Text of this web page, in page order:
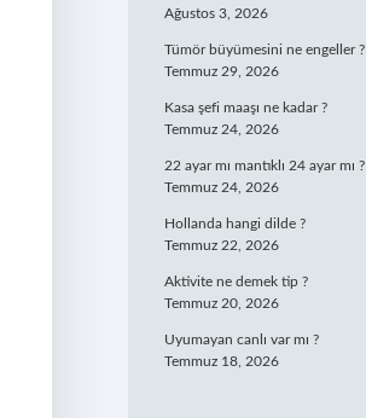
Ağustos 3, 2026
Tümör büyümesini ne engeller ?
Temmuz 29, 2026
Kasa şefi maaşı ne kadar ?
Temmuz 24, 2026
22 ayar mı mantıklı 24 ayar mı ?
Temmuz 24, 2026
Hollanda hangi dilde ?
Temmuz 22, 2026
Aktivite ne demek tip ?
Temmuz 20, 2026
Uyumayan canlı var mı ?
Temmuz 18, 2026